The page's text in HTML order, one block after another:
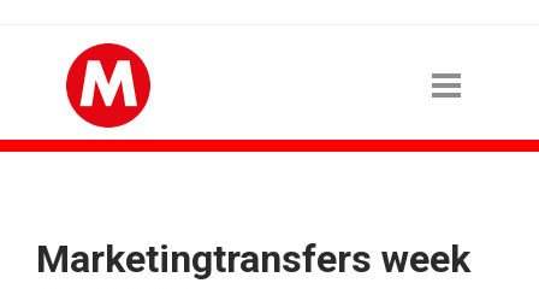
Marketingtransfers week